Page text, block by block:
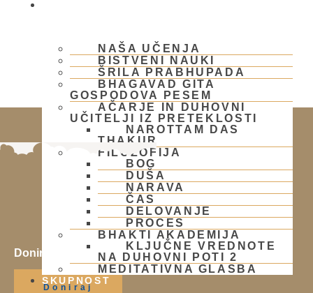
NAŠA UČENJA
BISTVENI NAUKI
ŠRILA PRABHUPADA
BHAGAVAD GITA
GOSPODOVA PESEM
AČARJE IN DUHOVNI
UČITELJI IZ PRETEKLOSTI
NAROTTAM DAS
THAKUR
FILOZOFIJA
BOG
DUŠA
NARAVA
ČAS
DELOVANJE
PROCES
BHAKTI AKADEMIJA
KLJUČNE VREDNOTE
NA DUHOVNI POTI 2
MEDITATIVNA GLASBA
SKUPNOST
Doniraj
Klikni gumb spodaj.
Doniraj